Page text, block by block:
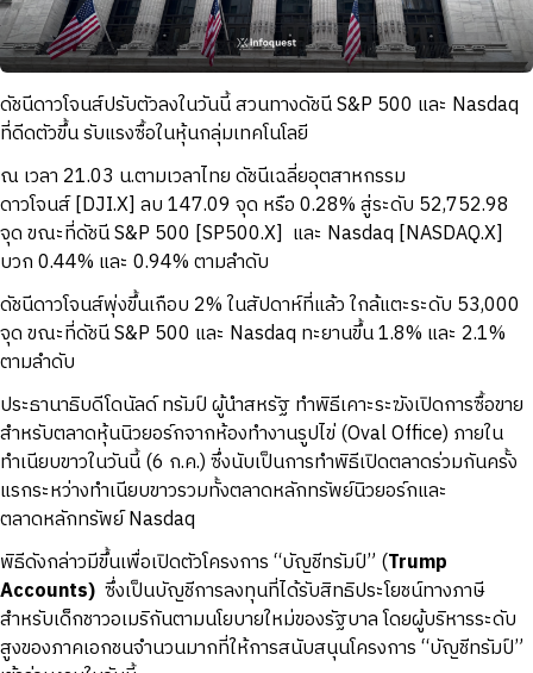
ดัชนีดาวโจนส์ปรับตัวลงในวันนี้ สวนทางดัชนี S&P 500 และ Nasdaq
ที่ดีดตัวขึ้น รับแรงซื้อในหุ้นกลุ่มเทคโนโลยี
ณ เวลา 21.03 น.ตามเวลาไทย ดัชนีเฉลี่ยอุตสาหกรรม
ดาวโจนส์ [DJI.X] ลบ 147.09 จุด หรือ 0.28% สู่ระดับ 52,752.98
จุด ขณะที่ดัชนี S&P 500 [SP500.X] และ Nasdaq [NASDAQ.X]
บวก 0.44% และ 0.94% ตามลำดับ
ดัชนีดาวโจนส์พุ่งขึ้นเกือบ 2% ในสัปดาห์ที่แล้ว ใกล้แตะระดับ 53,000
จุด ขณะที่ดัชนี S&P 500 และ Nasdaq ทะยานขึ้น 1.8% และ 2.1%
ตามลำดับ
ประธานาธิบดีโดนัลด์ ทรัมป์ ผู้นำสหรัฐ ทำพิธีเคาะระฆังเปิดการซื้อขาย
สำหรับตลาดหุ้นนิวยอร์กจากห้องทำงานรูปไข่ (Oval Office) ภายใน
ทำเนียบขาวในวันนี้ (6 ก.ค.) ซึ่งนับเป็นการทำพิธีเปิดตลาดร่วมกันครั้ง
แรกระหว่างทำเนียบขาวรวมทั้งตลาดหลักทรัพย์นิวยอร์กและ
ตลาดหลักทรัพย์ Nasdaq
พิธีดังกล่าวมีขึ้นเพื่อเปิดตัวโครงการ “บัญชีทรัมป์” (Trump
Accounts) ซึ่งเป็นบัญชีการลงทุนที่ได้รับสิทธิประโยชน์ทางภาษี
สำหรับเด็กชาวอเมริกันตามนโยบายใหม่ของรัฐบาล โดยผู้บริหารระดับ
สูงของภาคเอกชนจำนวนมากที่ให้การสนับสนุนโครงการ “บัญชีทรัมป์”